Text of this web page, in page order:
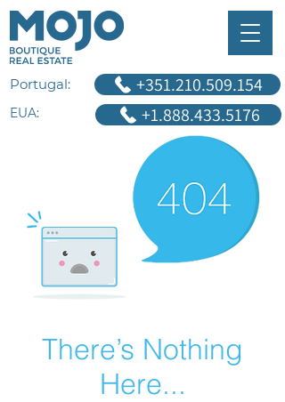
+1.888.433.5176
+351.210.509.154
Portugal:
EUA:
There’s Nothing
Here...